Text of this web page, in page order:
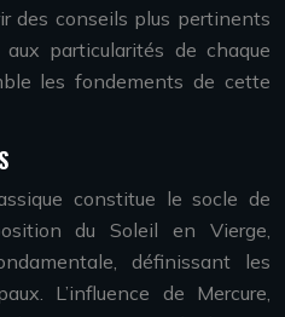
des conseils plus pertinents
particularités de chaque
les fondements de cette
constitue le socle de
du Soleil en Vierge,
définissant les
L’influence de Mercure,